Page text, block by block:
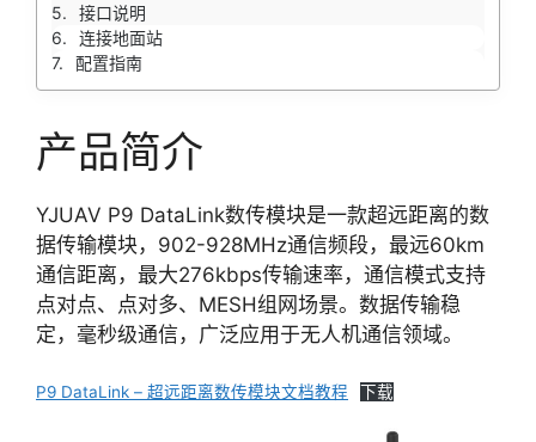
接口说明
连接地面站
配置指南
产品简介
YJUAV P9 DataLink数传模块是一款超远距离的数
据传输模块，902-928MHz通信频段，最远60km
通信距离，最大276kbps传输速率，通信模式支持
点对点、点对多、MESH组网场景。数据传输稳
定，毫秒级通信，广泛应用于无人机通信领域。
P9 DataLink – 超远距离数传模块文档教程 下载